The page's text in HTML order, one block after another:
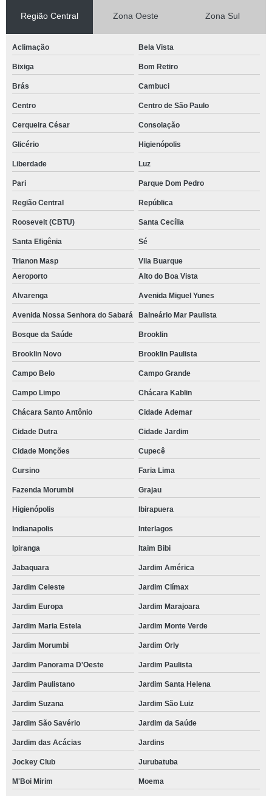
Região Central Zona Oeste Zona Sul
Aclimação Bela Vista
Bixiga Bom Retiro
Brás Cambuci
Centro Centro de São Paulo
Cerqueira César Consolação
Glicério Higienópolis
Liberdade Luz
Pari Parque Dom Pedro
Região Central República
Roosevelt (CBTU) Santa Cecília
Santa Efigênia Sé
Trianon Masp
Vila Buarque
Aeroporto
Alto do Boa Vista
Alvarenga Avenida Miguel Yunes
Avenida Nossa Senhora do Sabará Balneário Mar Paulista
Bosque da Saúde Brooklin
Brooklin Novo Brooklin Paulista
Campo Belo Campo Grande
Campo Limpo Chácara Kablin
Chácara Santo Antônio Cidade Ademar
Cidade Dutra Cidade Jardim
Cidade Monções Cupecê
Cursino Faria Lima
Fazenda Morumbi Grajau
Higienópolis Ibirapuera
Indianapolis Interlagos
Ipiranga Itaim Bibi
Jabaquara Jardim América
Jardim Celeste Jardim Clímax
Jardim Europa Jardim Marajoara
Jardim Maria Estela Jardim Monte Verde
Jardim Morumbi Jardim Orly
Jardim Panorama D'Oeste Jardim Paulista
Jardim Paulistano Jardim Santa Helena
Jardim Suzana Jardim São Luiz
Jardim São Savério Jardim da Saúde
Jardim das Acácias Jardins
Jockey Club Jurubatuba
M'Boi Mirim Moema